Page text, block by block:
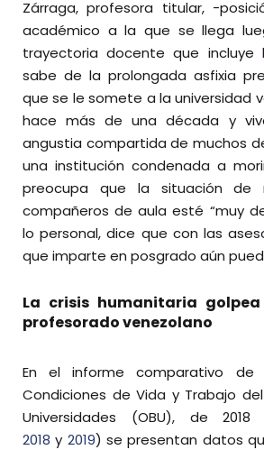
Zárraga, profesora titular, -
académico a la que se llega
trayectoria docente que incluye
sabe de la prolongada asfixia
que se le somete a la universidad
hace más de una década y
angustia compartida de muchos
una institución condenada a
preocupa que la situación de
compañeros de aula esté “muy
lo personal, dice que con las
que imparte en posgrado aún
La crisis humanitaria
profesorado venezolano
En el informe comparativo de
Condiciones de Vida y Trabajo
Universidades (OBU), de
2018 y 2019) se presentan datos